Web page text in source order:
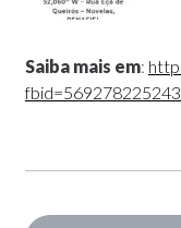
Saiba mais em: